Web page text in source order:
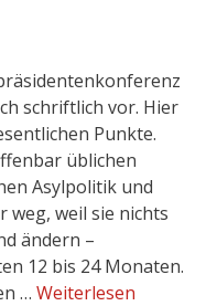
schriftlich vor. Hier
Punkte.
üblichen
Asylpolitik und
weg, weil sie nichts
ändern –
12 bis 24 Monaten.
… Weiterlesen